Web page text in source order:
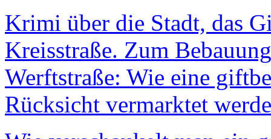
Krimi über die Stadt, das
Kreisstraße. Zum
Werftstraße: Wie eine
Rücksicht vermarktet